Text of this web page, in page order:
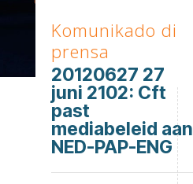
Komunikado di
prensa
20120627 27
juni 2102: Cft
past
mediabeleid aan
NED-PAP-ENG